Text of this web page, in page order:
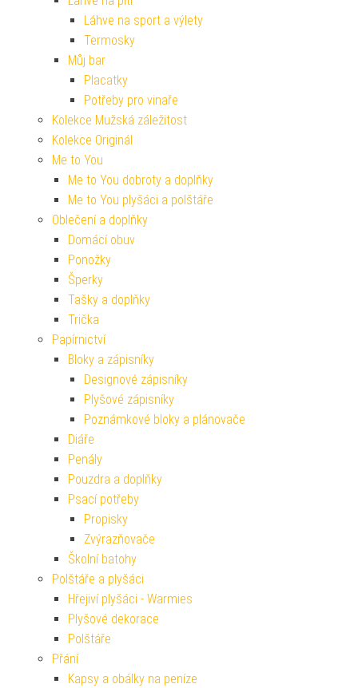
Láhve na sport a výlety
Termosky
Můj bar
Placatky
Potřeby pro vinaře
Kolekce Mužská záležitost
Kolekce Originál
Me to You
Me to You dobroty a doplňky
Me to You plyšáci a polštáře
Oblečení a doplňky
Domácí obuv
Ponožky
Šperky
Tašky a doplňky
Trička
Papírnictví
Bloky a zápisníky
Designové zápisníky
Plyšové zápisníky
Poznámkové bloky a plánovače
Diáře
Penály
Pouzdra a doplňky
Psací potřeby
Propisky
Zvýrazňovače
Školní batohy
Polštáře a plyšáci
Hřejiví plyšáci - Warmies
Plyšové dekorace
Polštáře
Přání
Kapsy a obálky na peníze